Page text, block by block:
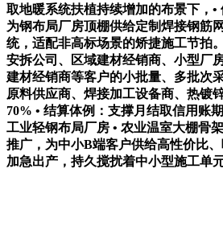
取地暖系统扶植持续增加的布景下，
为钢布局厂房顶棚供给定制焊接钢筋
统，适配非高标场景的矫捷施工节拍
安拆公司、区域建材经销商、小型厂
建材经销商等客户的小批量、多批次
原料供应商、焊接加工设备商、热镀
70% • 结算体例：支撑月结取信用账
工业轻钢布局厂房 • 农业温室大棚骨
推广，为中小B端客户供给高性价比
加急出产，持久搅扰着中小型施工单